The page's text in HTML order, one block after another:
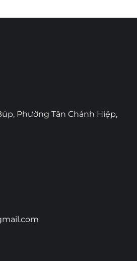
Phường Tân Chánh Hiệp,